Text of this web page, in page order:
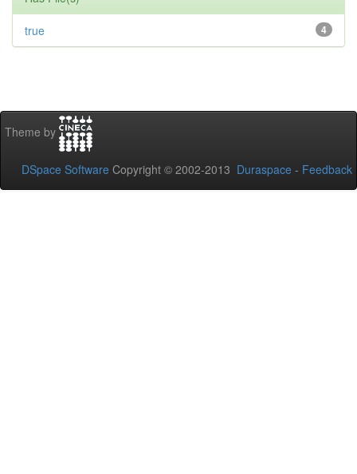
4
true
Theme by
DSpace Software Copyright © 2002-2013 Duraspace - Feedback